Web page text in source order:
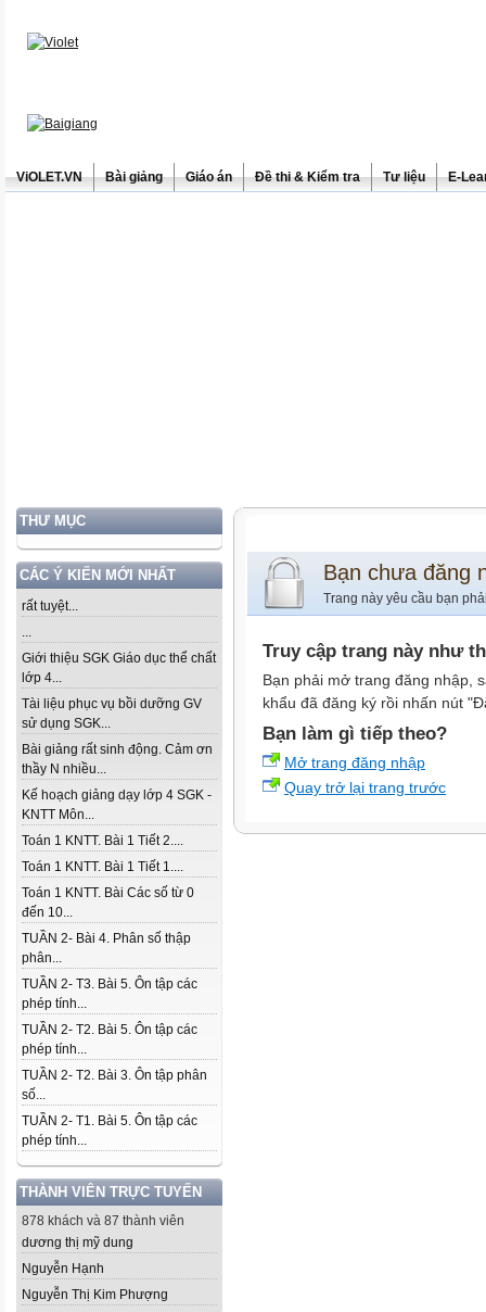
ViOLET.VN Bài giảng Giáo án Đề thi & Kiểm tra Tư liệu E-
THƯ MỤC
CÁC Ý KIẾN MỚI NHẤT
rất tuyệt...
...
Giới thiệu SGK Giáo dục thể chất
lớp 4...
Tài liệu phục vụ bồi dưỡng GV
sử dụng SGK...
Bài giảng rất sinh động. Cảm ơn
thầy N nhiều...
Kế hoạch giảng dạy lớp 4 SGK -
KNTT Môn...
Toán 1 KNTT. Bài 1 Tiết 2....
Toán 1 KNTT. Bài 1 Tiết 1....
Toán 1 KNTT. Bài Các số từ 0
đến 10...
TUẦN 2- Bài 4. Phân số thập
phân...
TUẦN 2- T3. Bài 5. Ôn tập các
phép tính...
TUẦN 2- T2. Bài 5. Ôn tập các
phép tính...
TUẦN 2- T2. Bài 3. Ôn tập phân
số...
TUẦN 2- T1. Bài 5. Ôn tập các
phép tính...
THÀNH VIÊN TRỰC TUYẾN
878 khách và 87 thành viên
dương thị mỹ dung
Nguyễn Hạnh
Nguyễn Thị Kim Phượng
Bạn chưa đăng
Trang này yêu cầu bạn
Truy cập trang này như
Bạn phải mở trang đăng nhập,
khẩu đã đăng ký rồi nhấn nút
Bạn làm gì tiếp theo?
Mở trang đăng nhập
Quay trở lại trang trước